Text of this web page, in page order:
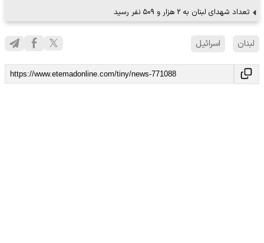
تعداد شهدای لبنان به ۲ هزار و ۵۰۹ نفر رسید
لبنان اسرائیل